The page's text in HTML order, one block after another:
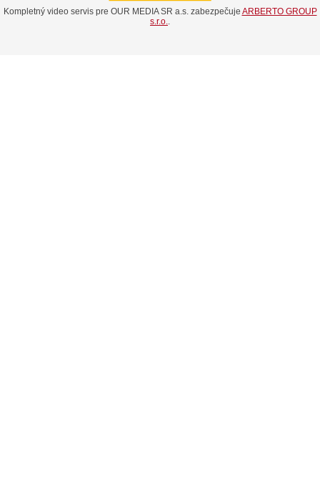
Kompletný video servis pre OUR MEDIA SR a.s. zabezpečuje ARBERTO GROUP
s.r.o..